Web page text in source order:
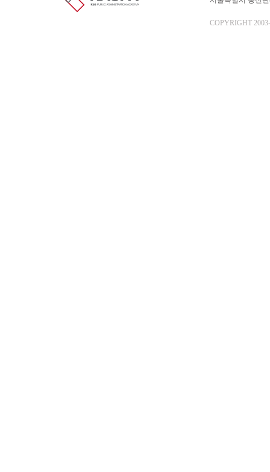
COPYRIGHT